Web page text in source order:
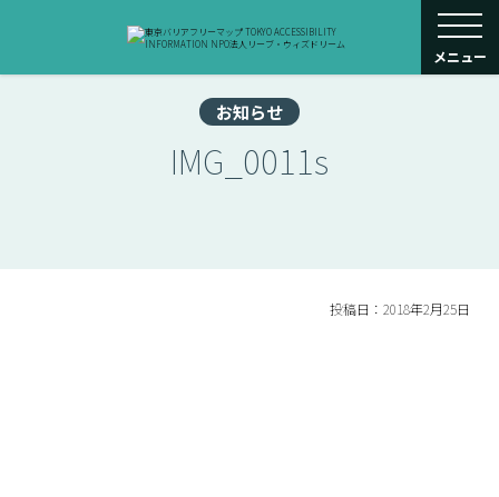
メニュー
お知らせ
IMG_0011s
投稿日：2018年2月25日